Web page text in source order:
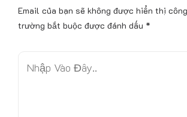
Email của bạn sẽ không được hiển thị
trường bắt buộc được đánh dấu *